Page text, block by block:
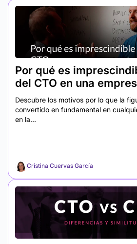
Por qué es
del CTO en una
Descubre los motivos por lo que la
convertido en fundamental en
en la...
Cristina Cuervas García